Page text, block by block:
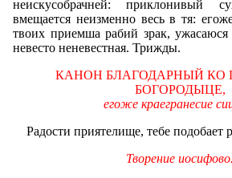
неискусобрачней: приклонивый
вмещается неизменно весь в тя:
твоих приемша рабий зрак, ужасаюся
невесто неневестная. Трижды.
КАНОН БЛАГОДАРНЫЙ КО
БОГОРОДЫЦЕ,
егоже краегранесие
Радости приятелище, тебе подобает
Творение иосифово.